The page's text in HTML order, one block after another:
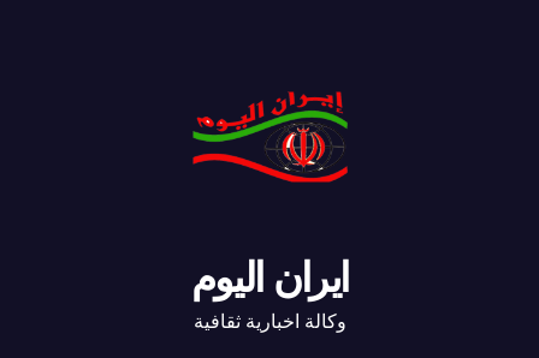
ايران اليوم
وكالة اخبارية ثقافية